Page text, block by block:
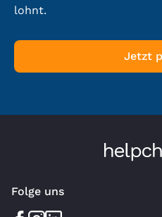
lohnt.
Jetzt
Folge uns